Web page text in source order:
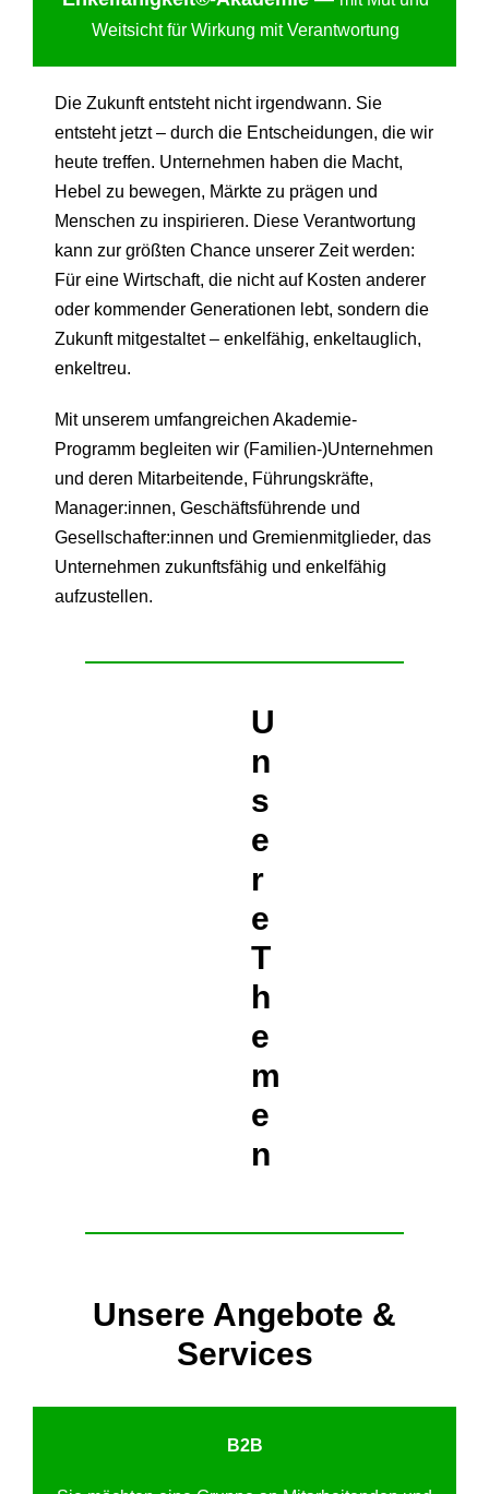
Weitsicht für Wirkung mit Verantwortung
Die Zukunft entsteht nicht irgendwann. Sie
entsteht jetzt – durch die Entscheidungen, die wir
heute treffen. Unternehmen haben die Macht,
Hebel zu bewegen, Märkte zu prägen und
Menschen zu inspirieren. Diese Verantwortung
kann zur größten Chance unserer Zeit werden:
Für eine Wirtschaft, die nicht auf Kosten anderer
oder kommender Generationen lebt, sondern die
Zukunft mitgestaltet – enkelfähig, enkeltauglich,
enkeltreu.
Mit unserem umfangreichen Akademie-
Programm begleiten wir (Familien-)Unternehmen
und deren Mitarbeitende, Führungskräfte,
Manager:innen, Geschäftsführende und
Gesellschafter:innen und Gremienmitglieder, das
Unternehmen zukunftsfähig und enkelfähig
aufzustellen.
U
n
s
e
r
e
T
h
e
m
e
n
Unsere Angebote &
Services
B2B